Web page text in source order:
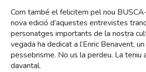
Com també el felicitem pel nou
nova edició d’aquestes entrevistes
personatges importants de la nostra
vegada ha dedicat a l’Enric Benavent,
pessebrisme. No us la perdeu. La teniu
davantal.